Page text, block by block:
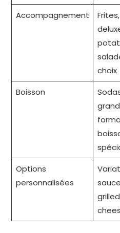
Accompagnement
Frites,
choix
Boisson
grand
Options
personnalisées
grilled